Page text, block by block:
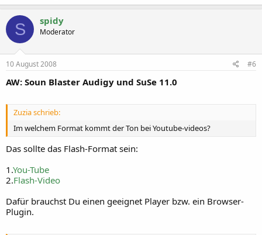
S spidy
Moderator
10 August 2008 #6
AW: Soun Blaster Audigy und SuSe 11.0
Zuzia schrieb:
Im welchem Format kommt der Ton bei Youtube-videos?
Das sollte das Flash-Format sein:
1.You-Tube
2.Flash-Video
Dafür brauchst Du einen geeignet Player bzw. ein Browser-
Plugin.